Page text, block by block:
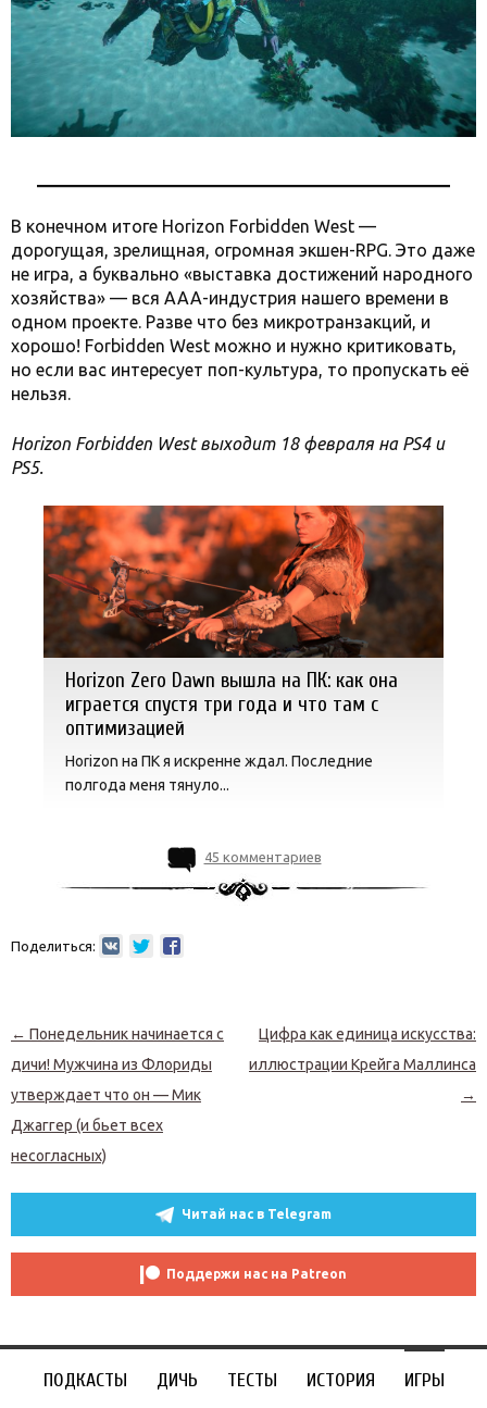
В конечном итоге Horizon Forbidden West —
дорогущая, зрелищная, огромная экшен-RPG. Это даже
не игра, а буквально «выставка достижений народного
хозяйства» — вся ААА-индустрия нашего времени в
одном проекте. Разве что без микротранзакций, и
хорошо! Forbidden West можно и нужно критиковать,
но если вас интересует поп-культура, то пропускать её
нельзя.
Horizon Forbidden West выходит 18 февраля на PS4 и
PS5.
Horizon Zero Dawn вышла на ПК: как она
играется спустя три года и что там с
оптимизацией
Horizon на ПК я искренне ждал. Последние
полгода меня тянуло...
45 комментариев
Поделиться:
Навигация по записям
← Понедельник начинается с
дичи! Мужчина из Флориды
утверждает что он — Мик
Джаггер (и бьет всех
несогласных)
Цифра как единица искусства:
иллюстрации Крейга Маллинса
→
Читай нас в Telegram
Поддержи нас на Patreon
ПОДКАСТЫ ДИЧЬ ТЕСТЫ ИСТОРИЯ ИГРЫ